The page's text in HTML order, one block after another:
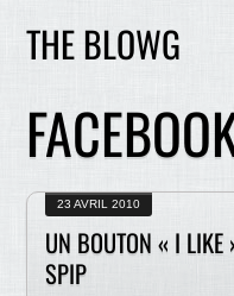
THE BLOWG
23 AVRIL 2010
UN BOUTON « I LIKE
SPIP